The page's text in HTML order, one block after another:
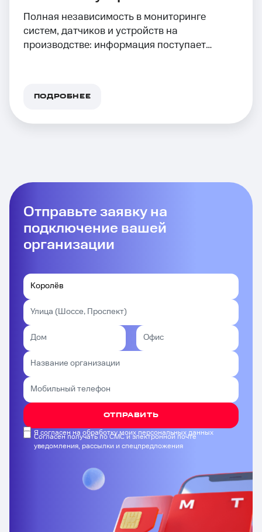
Полная независимость в мониторинге
систем, датчиков и устройств на
производстве: информация поступает
ПОДРОБНЕЕ
Отправьте заявку на
подключение вашей
организации
ОТПРАВИТЬ
Я согласен на обработку моих персональных данных
Согласен получать по СМС и электронной почте
уведомления, рассылки и спецпредложения